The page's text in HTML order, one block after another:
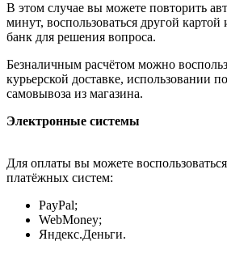
В этом случае вы можете повторить
минут, воспользоваться другой картой
банк для решения вопроса.
Безналичным расчётом можно
курьерской доставке, использовании
самовывоза из магазина.
Электронные системы
Для оплаты вы можете
платёжных систем:
PayPal;
WebMoney;
Яндекс.Деньги.